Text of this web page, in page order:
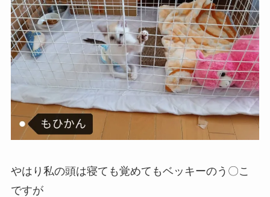
やはり私の頭は寝ても覚めてもベッキーのう〇こ
ですが